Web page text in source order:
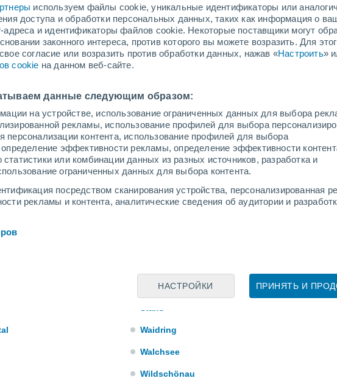
используем файлы cookie, уникальные идентификаторы или
доступа и обработки персональных данных, таких как информация о
адреса и идентификаторы файлов cookie. Некоторые поставщики могут
законного интереса, против которого вы можете возразить. Для
согласие или возразить против обработки данных, нажав «Настроить»
cookie на данном веб-сайте.
данные следующим образом:
на устройстве, использование ограниченных данных для выбора
рекламы, использование профилей для выбора
контента, использование профилей для выбора
определение эффективности рекламы, определение эффективности
или комбинации данных из разных источников, разработка и
ограниченных данных для выбора контента.
посредством сканирования устройства, персонализированная
рекламы и контента, аналитические сведения об аудитории и
ПРИНЯТЬ И
НАСТРОЙКИ
Leutasch
Matrei In Osttirol
Oetz
Ramsau Im Zillertal
Reith Im Alpbachtal
Reutte
Sillian
Waidring
Walchsee
Wildschönau